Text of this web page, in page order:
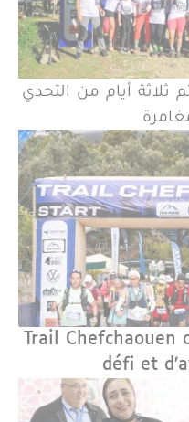
ثلاثة أيام من التحدي
Trail
défi et